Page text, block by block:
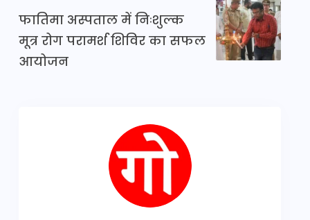
​फातिमा अस्पताल में निःशुल्क
मूत्र रोग परामर्श शिविर का सफल
आयोजन